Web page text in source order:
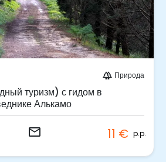
forest Природа
туризм) с гидом в
Алькамо
email 11 € p.p.